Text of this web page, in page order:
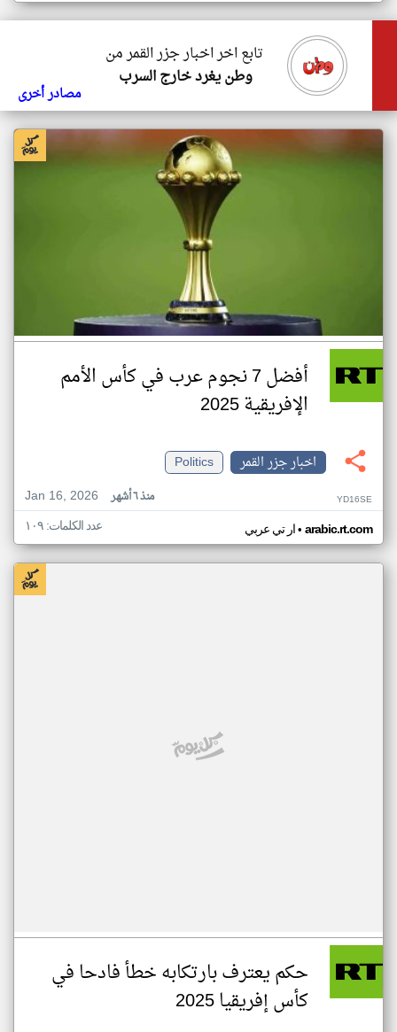
تابع اخر اخبار جزر القمر من
وطن يغرد خارج السرب
مصادر أخرى
أفضل 7 نجوم عرب في كأس الأمم
الإفريقية 2025
اخبار جزر القمر
Politics
Jan 16, 2026
منذ ٦ أشهر YD16SE
ار تي عربي• arabic.rt.com عدد الكلمات: ١٠٩
حكم يعترف بارتكابه خطأ فادحا في
كأس إفريقيا 2025